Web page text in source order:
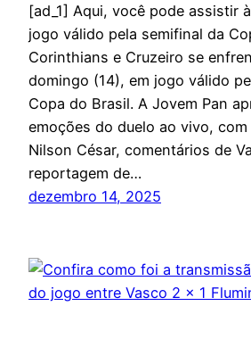
[ad_1] Aqui, você pode assistir
jogo válido pela semifinal da
Corinthians e Cruzeiro se
domingo (14), em jogo válido
Copa do Brasil. A Jovem Pan
emoções do duelo ao vivo,
Nilson César, comentários de
reportagem de…
dezembro 14, 2025